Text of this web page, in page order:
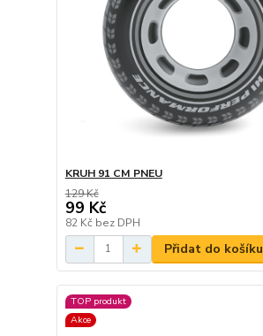
KRUH 91 CM PNEU
129 Kč
99 Kč
82 Kč bez DPH
Přidat do košíku
TOP produkt
Akce